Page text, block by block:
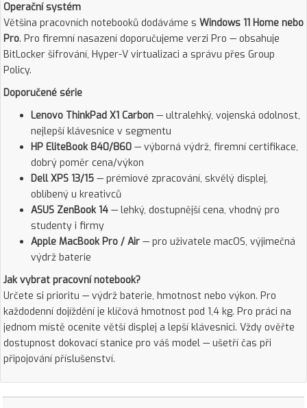
Operační systém
Většina pracovních notebooků dodáváme s Windows 11 Home nebo
Pro. Pro firemní nasazení doporučujeme verzi Pro — obsahuje
BitLocker šifrování, Hyper-V virtualizaci a správu přes Group
Policy.
Doporučené série
Lenovo ThinkPad X1 Carbon — ultralehký, vojenská odolnost,
nejlepší klávesnice v segmentu
HP EliteBook 840/860 — výborná výdrž, firemní certifikace,
dobrý poměr cena/výkon
Dell XPS 13/15 — prémiové zpracování, skvělý displej,
oblíbený u kreativců
ASUS ZenBook 14 — lehký, dostupnější cena, vhodný pro
studenty i firmy
Apple MacBook Pro / Air — pro uživatele macOS, výjimečná
výdrž baterie
Jak vybrat pracovní notebook?
Určete si prioritu — výdrž baterie, hmotnost nebo výkon. Pro
každodenní dojíždění je klíčová hmotnost pod 1,4 kg. Pro práci na
jednom místě oceníte větší displej a lepší klávesnici. Vždy ověřte
dostupnost dokovací stanice pro váš model — ušetří čas při
připojování příslušenství.